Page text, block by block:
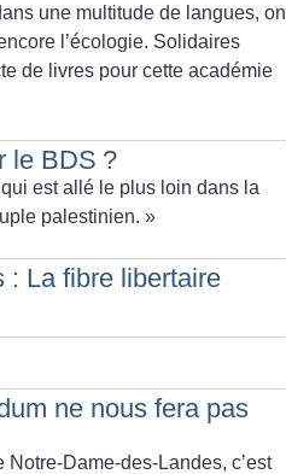
une multitude de langues, on
l’écologie. Solidaires
de livres pour cette académie
le BDS ?
est allé le plus loin dans la
palestinien. »
: La fibre libertaire
ne nous fera pas
Notre-Dame-des-Landes, c’est